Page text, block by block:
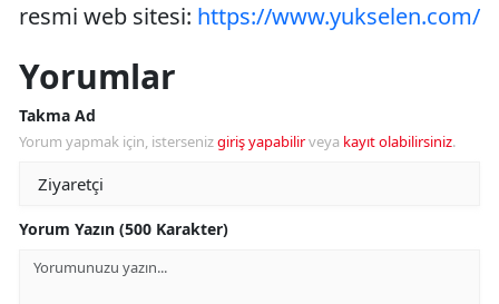
resmi web sitesi: https://www.yukselen.com/
Yorumlar
Takma Ad
Yorum yapmak için, istersenizgiriş yapabilirveya kayıt olabilirsiniz.
Yorum Yazın (500 Karakter)